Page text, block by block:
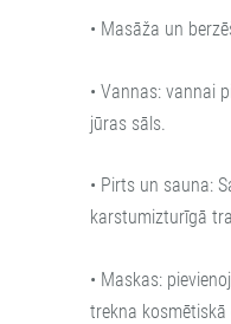
• Masāža un
• Vannas: vannai
jūras sāls.
• Pirts un sauna:
karstumizturīgā
• Maskas:
trekna kosmētiskā